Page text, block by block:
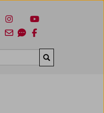
Suchen